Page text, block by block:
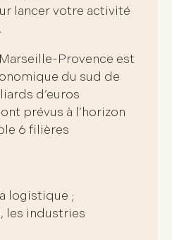
lancer votre activité
.
Provence est
du sud de
d’euros
prévus à l’horizon
6 filières
logistique ;
les industries